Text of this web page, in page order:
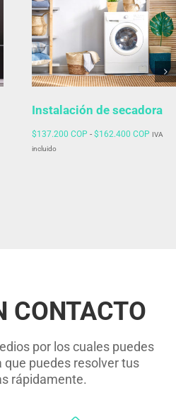
Instalación de secadora
$137.200 COP - $162.400 COP IVA
incluido
CONTACTO
por los cuales puedes
que puedes resolver tus
rápidamente.